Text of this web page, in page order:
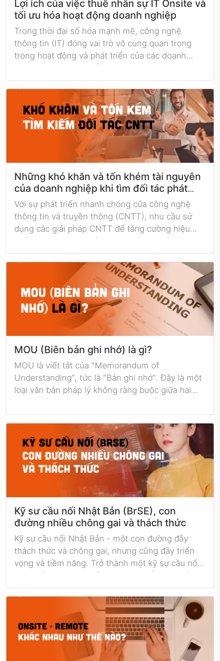
trong công nghệ thông tin hiện đại.
Lợi ích của việc thuê nhân sự IT Onsite và
tối ưu hóa hoạt động doanh nghiệp
Trong thời đại số hóa mạnh mẽ, công nghệ
thông tin (IT) đóng vai trò vô cùng quan trọng
trong hoạt động và phát triển của các doanh
quả và đáp ứng nhu cầu ngày càng cao của công
nghệ, việc tuyển dụng và duy trì đội ngũ nhân sự
IT chất lượng đôi khi trở nên khó khăn và tốn
kém. Đó là lý do việc thuê nhân sự IT Onsite đã
trở thành một giải pháp thông minh và hiệu quả
để tối ưu hóa hoạt động doanh nghiệp. Dưới đây
là những lợi ích quan trọng mà việc thuê nhân sự
Những khó khăn và tốn khém tài nguyên
của doanh nghiệp khi tìm đối tác phát
triển CNTT là gì?
Với sự phát triển nhanh chóng của công nghệ
thông tin và truyền thông (CNTT), nhu cầu sử
dụng các giải pháp CNTT để tăng cường hiệu
không thể tránh khỏi của các doanh nghiệp. Tuy
nhiên, để triển khai các giải pháp CNTT phù hợp
với nhu cầu kinh doanh của mình, các doanh
nghiệp cần đầu tư nhiều tài nguyên và kỹ năng
chuyên môn. Đó là lý do tại sao nhiều doanh
nghiệp lựa chọn hợp tác với đối tác phát triển
CNTT để giảm bớt tải trọng và tối ưu hóa tài
MOU (Biên bản ghi nhớ) là gì?
MOU là viết tắt của "Memorandum of
Understanding", tức là "Bản ghi nhớ". Đây là một
loại văn bản pháp lý không ràng buộc giữa hai
một số điều kiện, cam kết hoặc mục tiêu cụ thể.
MOU thường được sử dụng trong các hoạt động
thương mại, đầu tư, hợp tác giữa các tổ chức hay
các quốc gia, và được coi là một bước đầu tiên
trong quá trình đàm phán để đạt được một thỏa
thuận hoặc hợp đồng cuối cùng.
Kỹ sư cầu nối Nhật Bản (BrSE), con
đường nhiều chông gai và thách thức
Kỹ sư cầu nối Nhật Bản - một con đường đầy
thách thức và chông gai, nhưng cũng đầy triển
vọng và tiềm năng. Trở thành một kỹ sư cầu nối
nỗ lực và khả năng thích nghi với môi trường làm
việc mới. Để trở thành một kỹ sư cầu nối Nhật
Bản, bạn cần có kiến thức chuyên môn về kỹ
thuật, kinh nghiệm làm việc với các đối tác quốc
tế, và khả năng giao tiếp và đàm phán thành thạo
trong tiếng Nhật và tiếng Anh. Tuy nhiên, nếu